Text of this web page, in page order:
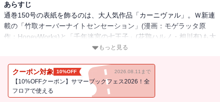
あらすじ
通巻150号の表紙を飾るのは、大人気作品「カーニヴァル」。Ｗ新連
載の「竹取オーバーナイトセンセーション」(漫画：モゲラッタ原
作：HoneyWorks)と「千年迷宮の七王子」(花鶏ハルノ・相川有)も大
注目!!【収録作品】「最遊記RELOAD BLAST」(峰倉かずや)/
巫桃也)/「あまつき」(高山しのぶ)/「魔界王子devils and realist」(雪
広うたこ原作：高殿円)/「それが世界のフツーになる」(漫画：高木
しげよし原作：綾奈ゆにこ)/「ハルシオン」(naked ape)/「竹取オー
もっと見る
クーポン対象 10%OFF 2026.08.11まで
【10%OFFクーポン】サマーブックフェス2026！全
フロアで使える